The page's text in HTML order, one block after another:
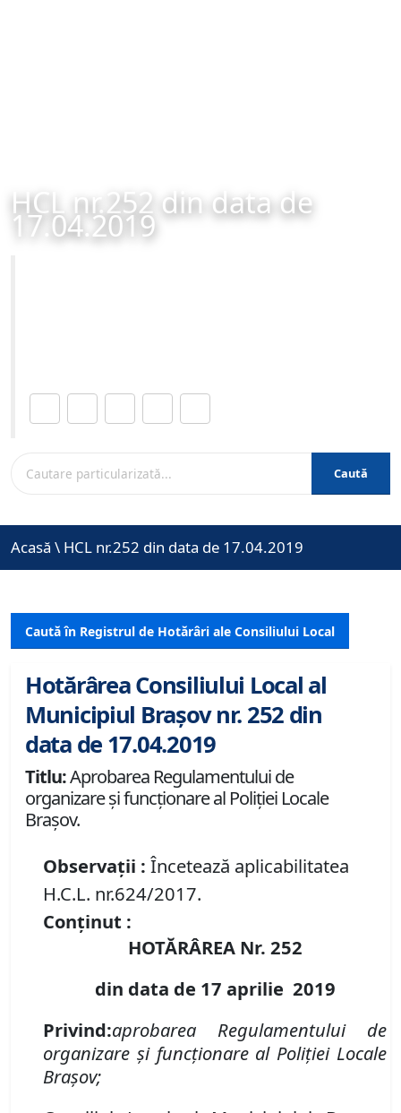
HCL nr.252 din data de
17.04.2019
Caută
Acasă \ HCL nr.252 din data de 17.04.2019
Caută în Registrul de Hotărâri ale Consiliului Local
Hotărârea Consiliului Local al
Municipiul Brașov nr. 252 din
data de 17.04.2019
Titlu:Aprobarea Regulamentului de
organizare şi funcţionare al Poliţiei Locale
Braşov.
Observații : Încetează aplicabilitatea
H.C.L. nr.624/2017.
Conținut :
HOTĂRÂREA Nr. 252
din data de 17 aprilie 2019
Privind:aprobarea Regulamentului de
organizare şi funcţionare al Poliţiei Locale
Braşov;